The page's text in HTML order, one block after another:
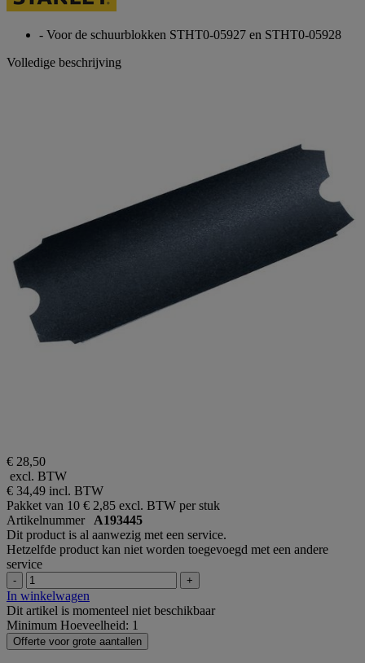
- Voor de schuurblokken STHT0-05927 en STHT0-05928
Volledige beschrijving
€ 28,50
excl. BTW
€ 34,49 incl. BTW
Pakket van 10 € 2,85 excl. BTW per stuk
Artikelnummer A193445
Dit product is al aanwezig met een service.
Hetzelfde product kan niet worden toegevoegd met een andere
service
- +
In winkelwagen
Dit artikel is momenteel niet beschikbaar
Minimum Hoeveelheid: 1
Offerte voor grote aantallen